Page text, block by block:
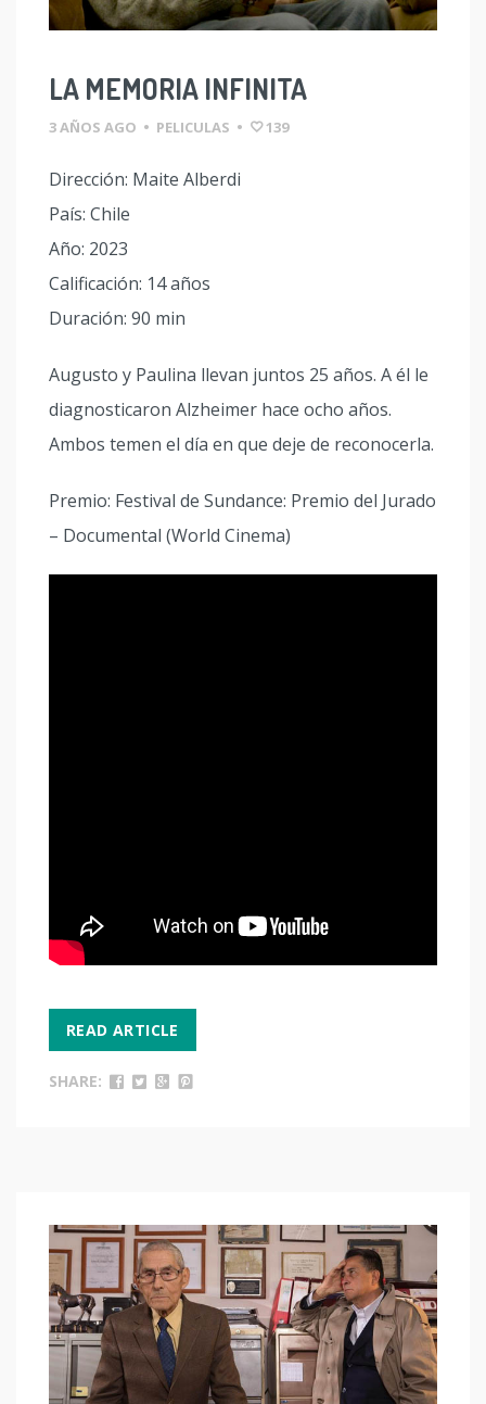
LA MEMORIA INFINITA
3 AÑOS AGO • PELICULAS • 139
Dirección: Maite Alberdi
País: Chile
Año: 2023
Calificación: 14 años
Duración: 90 min
Augusto y Paulina llevan juntos 25 años. A él le
diagnosticaron Alzheimer hace ocho años.
Ambos temen el día en que deje de reconocerla.
Premio: Festival de Sundance: Premio del Jurado
– Documental (World Cinema)
READ ARTICLE
SHARE: